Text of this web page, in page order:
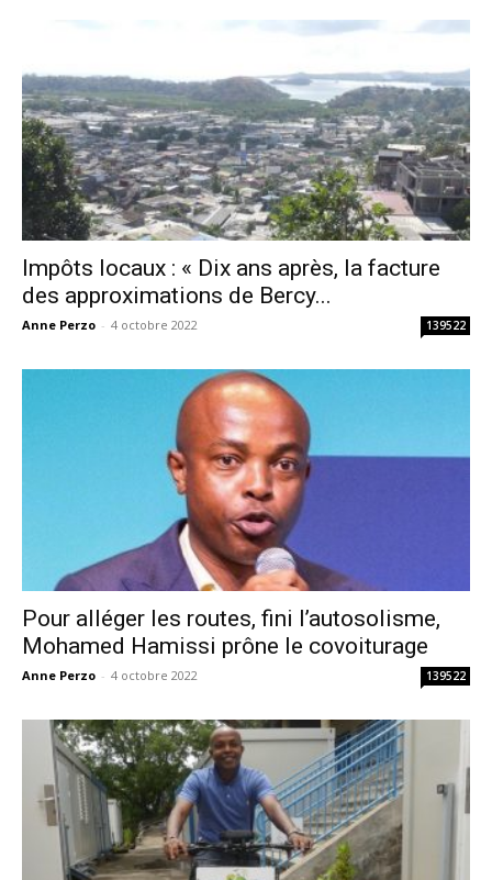
Impôts locaux : « Dix ans après, la facture
des approximations de Bercy...
Anne Perzo - 4 octobre 2022 139522
Pour alléger les routes, fini l’autosolisme,
Mohamed Hamissi prône le covoiturage
Anne Perzo - 4 octobre 2022 139522